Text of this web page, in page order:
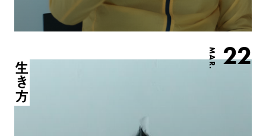
MAR. 22
生き方